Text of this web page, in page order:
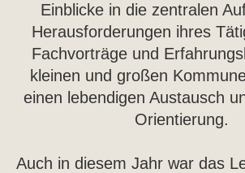
Einblicke in die zentralen
Herausforderungen ihres
Fachvorträge und
kleinen und großen
einen lebendigen Austausch
Orientierung.
Auch in diesem Jahr war das